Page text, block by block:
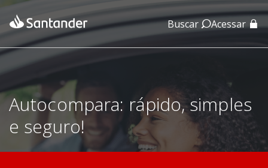
App Santander
App Santander Empresas
Buscar Acessar
Autocompara: rápido, simples
e seguro!